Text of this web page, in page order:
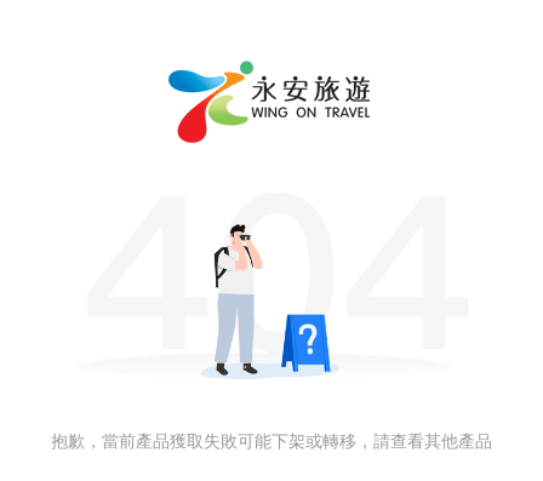
抱歉，當前產品獲取失敗可能下架或轉移，請查看其他產品